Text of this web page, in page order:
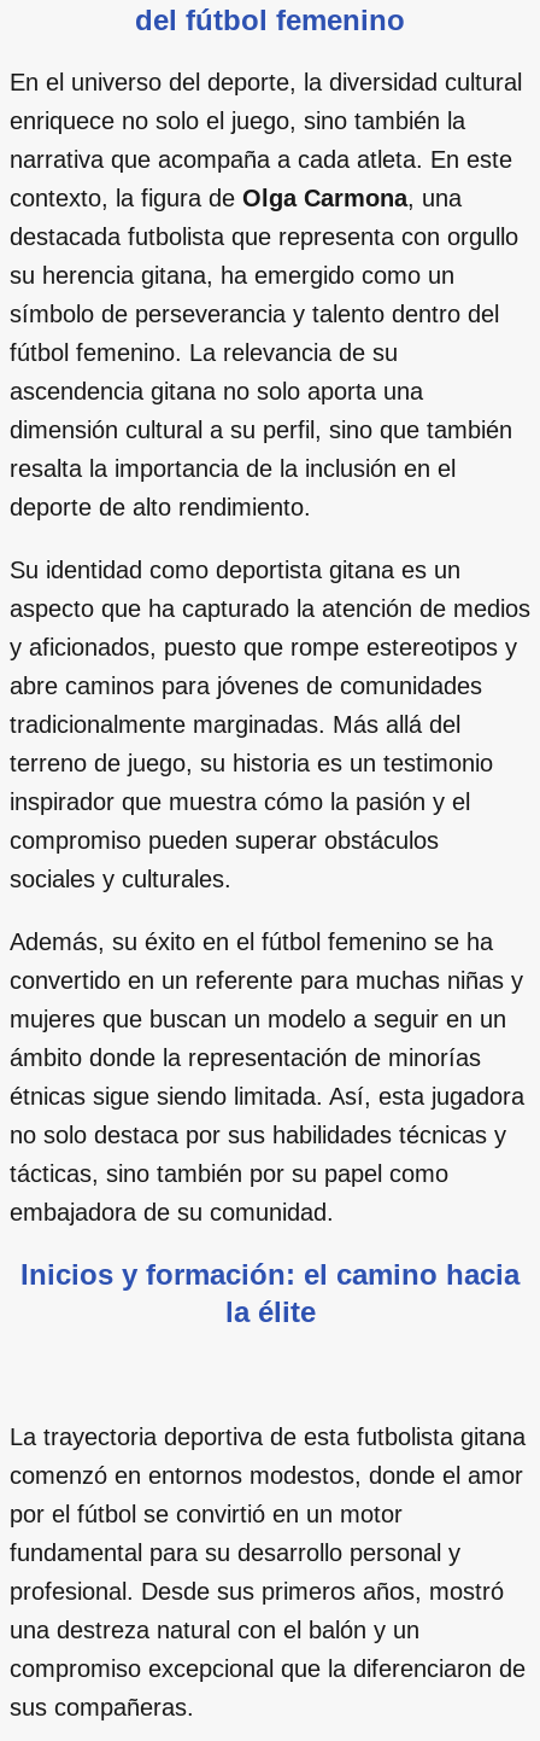
del fútbol femenino
En el universo del deporte, la diversidad cultural
enriquece no solo el juego, sino también la
narrativa que acompaña a cada atleta. En este
contexto, la figura de Olga Carmona, una
destacada futbolista que representa con orgullo
su herencia gitana, ha emergido como un
símbolo de perseverancia y talento dentro del
fútbol femenino. La relevancia de su
ascendencia gitana no solo aporta una
dimensión cultural a su perfil, sino que también
resalta la importancia de la inclusión en el
deporte de alto rendimiento.
Su identidad como deportista gitana es un
aspecto que ha capturado la atención de medios
y aficionados, puesto que rompe estereotipos y
abre caminos para jóvenes de comunidades
tradicionalmente marginadas. Más allá del
terreno de juego, su historia es un testimonio
inspirador que muestra cómo la pasión y el
compromiso pueden superar obstáculos
sociales y culturales.
Además, su éxito en el fútbol femenino se ha
convertido en un referente para muchas niñas y
mujeres que buscan un modelo a seguir en un
ámbito donde la representación de minorías
étnicas sigue siendo limitada. Así, esta jugadora
no solo destaca por sus habilidades técnicas y
tácticas, sino también por su papel como
embajadora de su comunidad.
Inicios y formación: el camino hacia
la élite
La trayectoria deportiva de esta futbolista gitana
comenzó en entornos modestos, donde el amor
por el fútbol se convirtió en un motor
fundamental para su desarrollo personal y
profesional. Desde sus primeros años, mostró
una destreza natural con el balón y un
compromiso excepcional que la diferenciaron de
sus compañeras.